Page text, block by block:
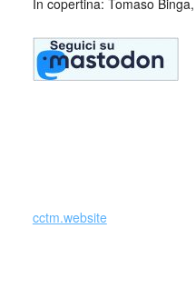
cctm.website